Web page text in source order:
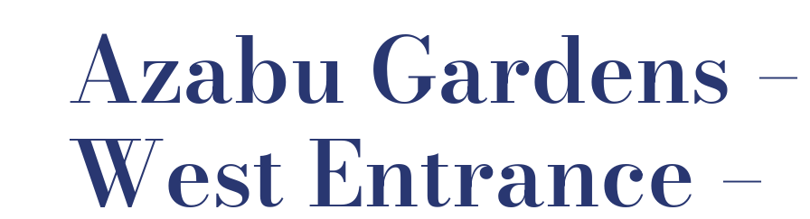
Azabu Gardens –
West Entrance –